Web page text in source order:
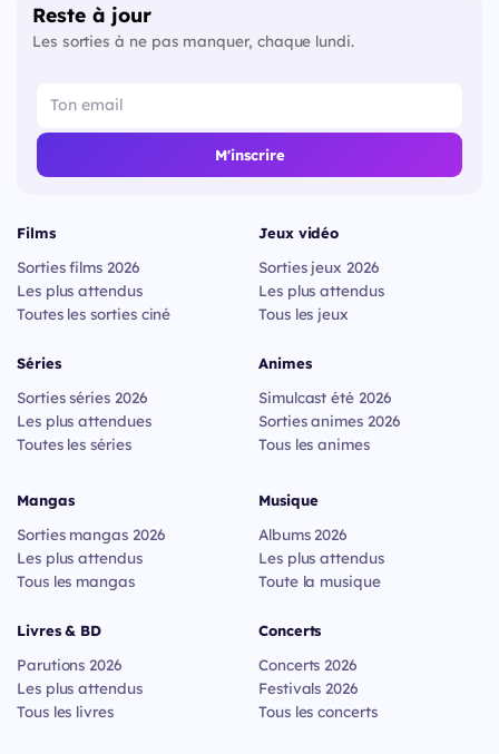
Reste à jour
Les sorties à ne pas manquer, chaque lundi.
M'inscrire
Films
Sorties films 2026
Les plus attendus
Toutes les sorties ciné
Séries
Sorties séries 2026
Les plus attendues
Toutes les séries
Jeux vidéo
Sorties jeux 2026
Les plus attendus
Tous les jeux
Animes
Simulcast été 2026
Sorties animes 2026
Tous les animes
Mangas
Sorties mangas 2026
Les plus attendus
Tous les mangas
Livres & BD
Parutions 2026
Les plus attendus
Tous les livres
Musique
Albums 2026
Les plus attendus
Toute la musique
Concerts
Concerts 2026
Festivals 2026
Tous les concerts